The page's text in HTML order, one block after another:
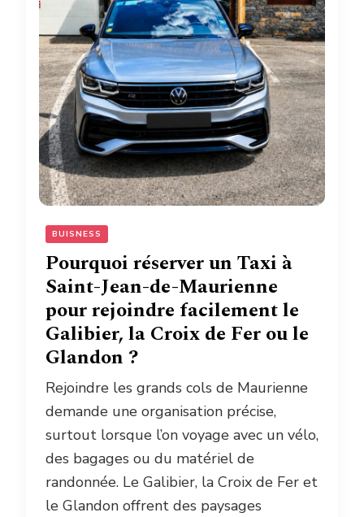
BUISNESS
Pourquoi réserver un Taxi à
Saint-Jean-de-Maurienne
pour rejoindre facilement le
Galibier, la Croix de Fer ou le
Glandon ?
Rejoindre les grands cols de Maurienne
demande une organisation précise,
surtout lorsque l’on voyage avec un vélo,
des bagages ou du matériel de
randonnée. Le Galibier, la Croix de Fer et
le Glandon offrent des paysages